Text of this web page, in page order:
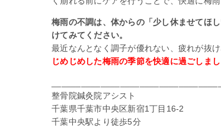
梅雨の不調は、体からの「少し休ませてほ
けてみてください。
最近なんとなく調子が優れない、疲れが抜
じめじめした梅雨の季節を快適に過ごしま
整骨院鍼灸院アシスト
千葉県千葉市中央区新宿1丁目16-2
千葉中央駅より徒歩5分